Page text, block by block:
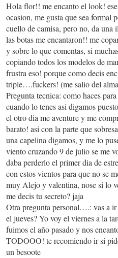
Hola flor!! me encanto el look!
ocasion, me gusta que sea formal
cuello de camisa, pero no, da
las botas me encantaron!! me
y sobre lo que comentas, si
copiando todos los modelos de
frustra eso! porque como decis
triple….fuckers! (me salio del
Pregunta tecnica: como haces
cuando lo tenes asi digamos
el otro dia me aventure y me
barato! asi con la parte que
una capelina digamos, y me lo
viento cruzando 9 de julio se me
daba perderlo el primer dia de
con estos vientos para que no se
muy Alejo y valentina, nose si lo
me decis tu secreto? jaja
Otra pregunta personal….: vas a ir
el jueves? Yo voy el viernes a la
fuimos el año pasado y nos
TODOOO! te recomiendo ir si
un besoote